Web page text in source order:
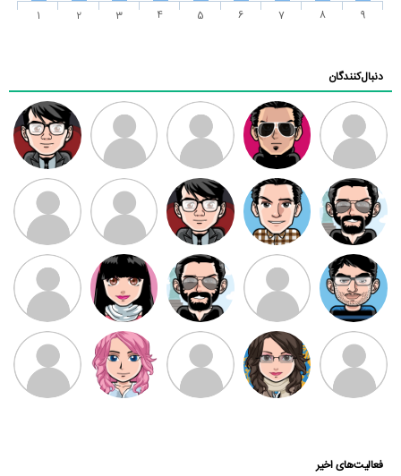
1 2 3 4 5 6 7 8 9
دنبال‌کنندگان
ممدرضا رضا کاظمی زهرا ~ ابتین
سید محمد
موسوی
مهدی فرهمند مهدی سلطانی داود رضیی
طرفدار میلی
بابی براون
کیوان کیانی
سامان راحمی امیردلتا امیروو ملیکا منتظری عارفه داستانپور
فعالیت‌های اخیر